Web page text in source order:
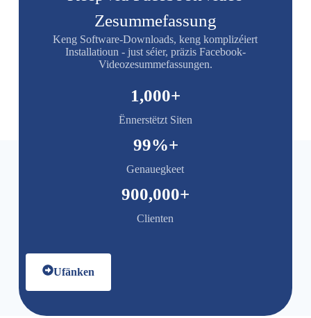
Zesummefassung
Keng Software-Downloads, keng komplizéiert
Installatioun - just séier, präzis Facebook-
Videozesummefassungen.
Ënnerstëtzt Siten
1,000+
Genauegkeet
99%+
Clienten
900,000+
Ufänken